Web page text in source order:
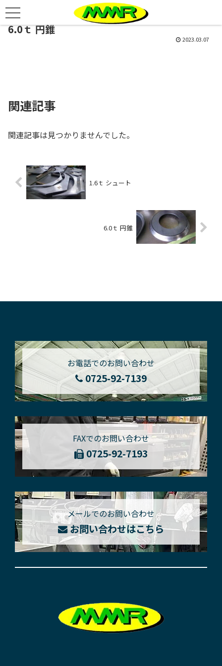
6.0ｔ 円錐
2023.03.07
関連記事
関連記事は見つかりませんでした。
1.6ｔ シュート
6.0ｔ 円錐
お電話でのお問い合わせ
0725-92-7139
FAXでのお問い合わせ
0725-92-7193
メールでのお問い合わせ
お問い合わせはこちら